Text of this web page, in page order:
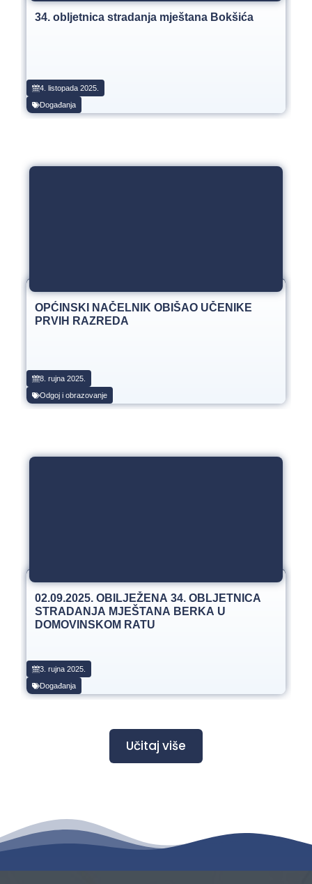
34. obljetnica stradanja mještana Bokšića
4. listopada 2025.
Događanja
OPĆINSKI NAČELNIK OBIŠAO UČENIKE
PRVIH RAZREDA
8. rujna 2025.
Odgoj i obrazovanje
02.09.2025. OBILJEŽENA 34. OBLJETNICA
STRADANJA MJEŠTANA BERKA U
DOMOVINSKOM RATU
3. rujna 2025.
Događanja
Učitaj više